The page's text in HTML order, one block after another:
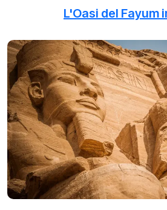
L'Oasi del Fayum